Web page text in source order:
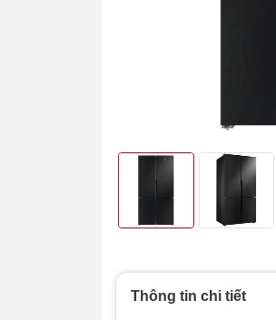
Thông tin chi tiết